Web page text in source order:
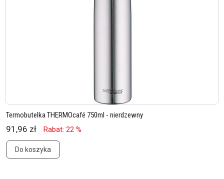
Termobutelka THERMOcafé 750ml - nierdzewny
91,96 zł Rabat: 22 %
Do koszyka